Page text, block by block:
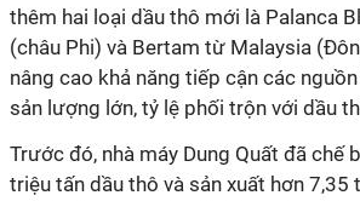
thêm hai loại dầu thô mới là Palanca
(châu Phi) và Bertam từ Malaysia
nâng cao khả năng tiếp cận các
sản lượng lớn, tỷ lệ phối trộn với dầu
Trước đó, nhà máy Dung Quất đã chế
triệu tấn dầu thô và sản xuất hơn 7,35